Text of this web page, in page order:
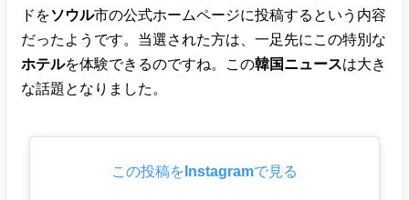
ドをソウル市の公式ホームページに投稿するという内容
だったようです。当選された方は、一足先にこの特別な
ホテルを体験できるのですね。この韓国ニュースは大き
な話題となりました。
この投稿をInstagramで見る